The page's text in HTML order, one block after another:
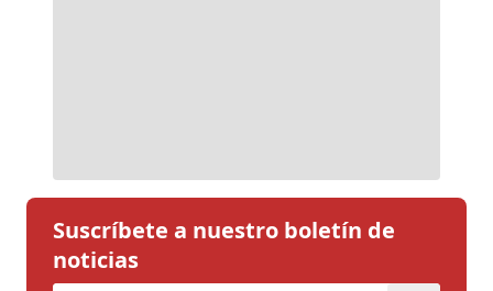
Suscríbete a nuestro boletín de
noticias